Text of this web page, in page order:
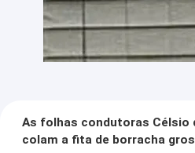
As folhas condutoras Célsio
colam a fita de borracha